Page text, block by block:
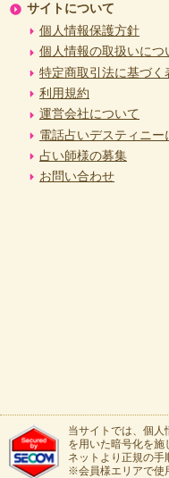
サイトについて
個人情報保護方針
個人情報の取扱いにつ
特定商取引法に基づく
利用規約
運営会社について
電話占いデスティニー
占い師様の募集
お問い合わせ
当サイトでは、個
を用いた暗号化を
ネットより正規の手
※会員様エリアで使